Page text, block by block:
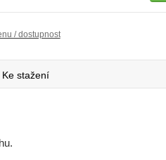
/ dostupnost
Ke stažení